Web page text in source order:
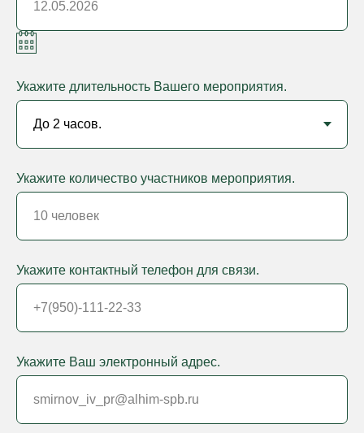
Укажите длительность Вашего мероприятия.
Укажите количество участников мероприятия.
Укажите контактный телефон для связи.
Укажите Ваш электронный адрес.